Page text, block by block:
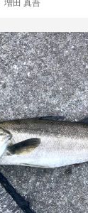
増田 真吾